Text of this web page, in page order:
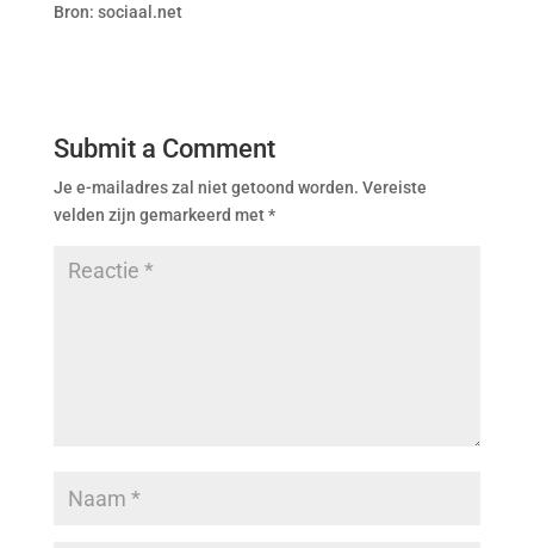
Bron: sociaal.net
Submit a Comment
Je e-mailadres zal niet getoond worden. Vereiste
velden zijn gemarkeerd met*